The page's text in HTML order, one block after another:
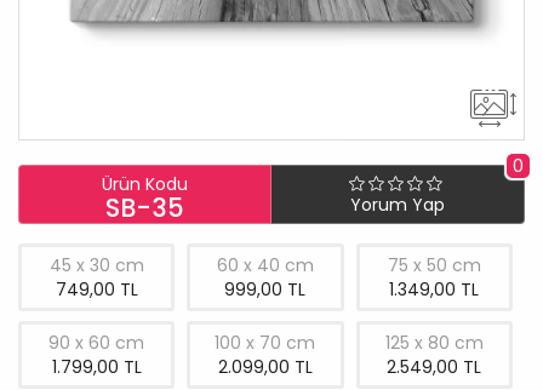
Ürün Kodu
SB-35
0
Yorum Yap
45 x 30 cm
749,00 TL
60 x 40 cm
999,00 TL
75 x 50 cm
1.349,00 TL
90 x 60 cm
1.799,00 TL
100 x 70 cm
2.099,00 TL
125 x 80 cm
2.549,00 TL